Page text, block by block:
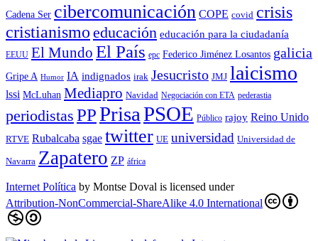
Cadena Ser cibercomunicación COPE covid crisis
cristianismo educación educación para la ciudadaní­a
EEUU El Mundo El País epc Federico Jiménez Losantos galicia
Gripe A Humor IA indignados irak Jesucristo JMJ laicismo
lssi McLuhan Mediapro Navidad Negociación con ETA pederastia
periodistas PPPrisaPSOE Público rajoy Reino Unido
RTVE Rubalcaba sgae twitter UE universidad Universidad de
Navarra Zapatero ZP áfrica
Internet Política by Montse Doval is licensed under
Attribution-NonCommercial-ShareAlike 4.0 International